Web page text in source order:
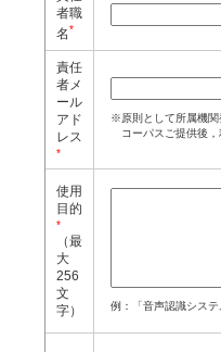
者職
名*
責任
者メ
ール
アド
レス
*
※原則として所属機関
コーパスご提供後，
使用
目的
*
（最
大
256
文
字）
例：「音声認識シス